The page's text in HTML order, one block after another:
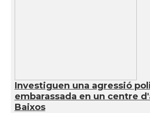
Investiguen una agressió
embarassada en un centre
Baixos